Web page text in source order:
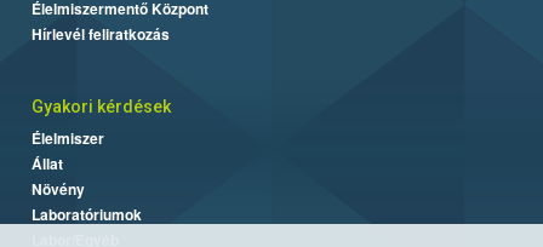
Élelmiszermentő Központ
Hírlevél feliratkozás
Gyakori kérdések
Élelmiszer
Állat
Növény
Laboratóriumok